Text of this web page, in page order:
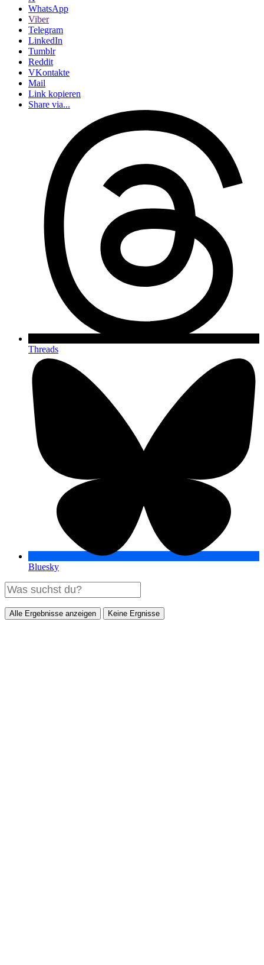
WhatsApp
Viber
Telegram
LinkedIn
Tumblr
Reddit
VKontakte
Mail
Link kopieren
Share via...
Threads
Bluesky
Alle Ergebnisse anzeigen Keine Ergnisse